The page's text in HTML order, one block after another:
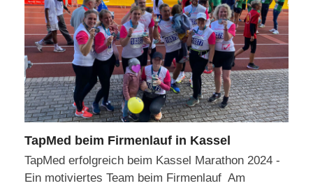
TapMed beim Firmenlauf in Kassel
TapMed erfolgreich beim Kassel Marathon 2024 -
Ein motiviertes Team beim Firmenlauf Am